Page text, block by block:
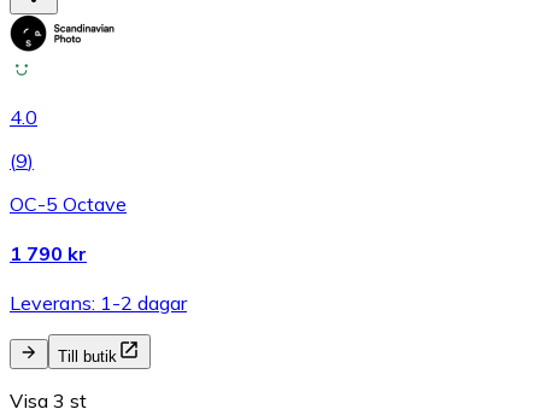
4.0
(9)
OC-5 Octave
1 790 kr
Leverans: 1-2 dagar
Till butik
Visa 3 st